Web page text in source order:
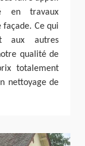
en travaux
Ce qui
aux autres
qualité de
totalement
nettoyage de